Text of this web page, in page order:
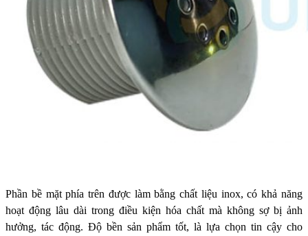
Phần bề mặt phía trên được làm bằng chất liệu inox, có khả năng
hoạt động lâu dài trong điều kiện hóa chất mà không sợ bị ảnh
hưởng, tác động. Độ bền sản phẩm tốt, là lựa chọn tin cậy cho